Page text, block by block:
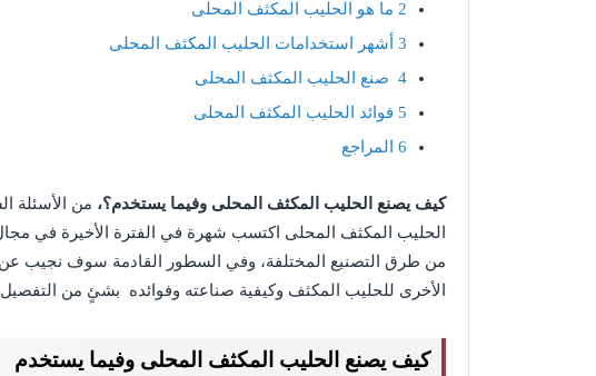
2 ما هو الحليب المكثف المحلى
3 أشهر استخدامات الحليب المكثف المحلى
4 صنع الحليب المكثف المحلى
5 فوائد الحليب المكثف المحلى
6 المراجع
كيف يصنع الحليب المكثف المحلى وفيما يستخدم؟، من الأسئلة
الحليب المكثف المحلى اكتسب شهرة في الفترة الأخيرة في مجال
من طرق التصنيع المختلفة، وفي السطور القادمة سوف نجيب
الأخرى للحليب المكثف وكيفية صناعته وفوائده بشئٍ من
كيف يصنع الحليب المكثف المحلى وفيما يستخدم